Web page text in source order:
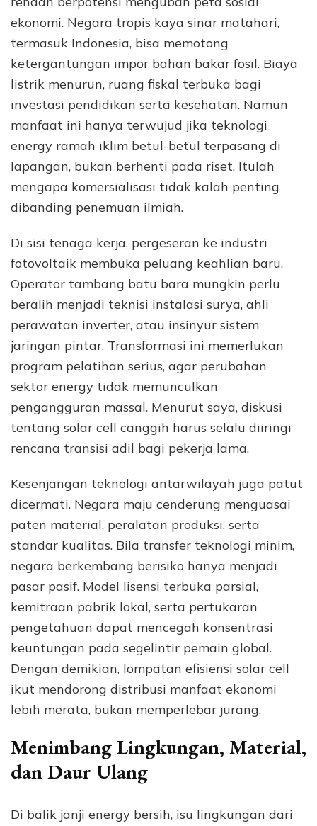
ekonomi. Negara tropis kaya sinar matahari,
termasuk Indonesia, bisa memotong
ketergantungan impor bahan bakar fosil. Biaya
listrik menurun, ruang fiskal terbuka bagi
investasi pendidikan serta kesehatan. Namun
manfaat ini hanya terwujud jika teknologi
energy ramah iklim betul-betul terpasang di
lapangan, bukan berhenti pada riset. Itulah
mengapa komersialisasi tidak kalah penting
dibanding penemuan ilmiah.
Di sisi tenaga kerja, pergeseran ke industri
fotovoltaik membuka peluang keahlian baru.
Operator tambang batu bara mungkin perlu
beralih menjadi teknisi instalasi surya, ahli
perawatan inverter, atau insinyur sistem
jaringan pintar. Transformasi ini memerlukan
program pelatihan serius, agar perubahan
sektor energy tidak memunculkan
pengangguran massal. Menurut saya, diskusi
tentang solar cell canggih harus selalu diiringi
rencana transisi adil bagi pekerja lama.
Kesenjangan teknologi antarwilayah juga patut
dicermati. Negara maju cenderung menguasai
paten material, peralatan produksi, serta
standar kualitas. Bila transfer teknologi minim,
negara berkembang berisiko hanya menjadi
pasar pasif. Model lisensi terbuka parsial,
kemitraan pabrik lokal, serta pertukaran
pengetahuan dapat mencegah konsentrasi
keuntungan pada segelintir pemain global.
Dengan demikian, lompatan efisiensi solar cell
ikut mendorong distribusi manfaat ekonomi
lebih merata, bukan memperlebar jurang.
Menimbang Lingkungan, Material,
dan Daur Ulang
Di balik janji energy bersih, isu lingkungan dari